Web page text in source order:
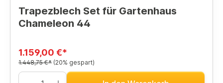
Trapezblech Set für Gartenhaus
Chameleon 44
1.159,00 €*
1.448,75 €* (20% gespart)